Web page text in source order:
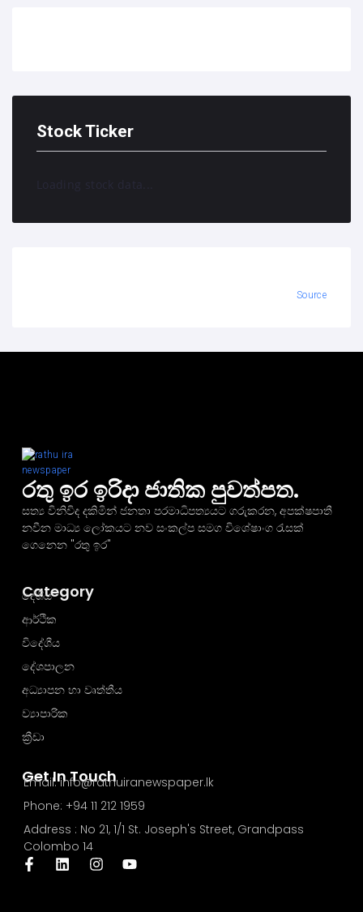
Stock Ticker
Loading stock data...
Source
රතු ඉර ඉරිදා ජාතික පුවත්පත.
සත්‍ය විනිවිද දකිමින් ජනතා පරමාධිපත්‍යයට ගරුකරන, අපක්ෂපාතී
නවීන මාධ්‍ය ලෝකයට නව සංකල්ප සමග විශේෂාංග රැසක්
ගෙනෙන "රතු ඉර"
Get In Touch
Email: info@rathuiranewspaper.lk
Phone: +94 11 212 1959
Address : No 21, 1/1 St. Joseph's Street, Grandpass
Colombo 14
Category
දේශීය
ආර්ථික
විදේශීය
දේශපාලන
අධ්‍යාපන හා වෘත්තීය
ව්‍යාපාරික
ක්‍රීඩා